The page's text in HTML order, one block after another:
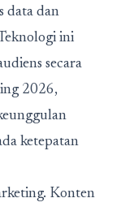
data dan
ini
secara
2026,
ketepatan
Konten